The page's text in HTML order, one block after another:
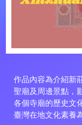
作品內容為介紹新
聖廟及周邊景點，
各個寺廟的歷史文
臺灣在地文化素養